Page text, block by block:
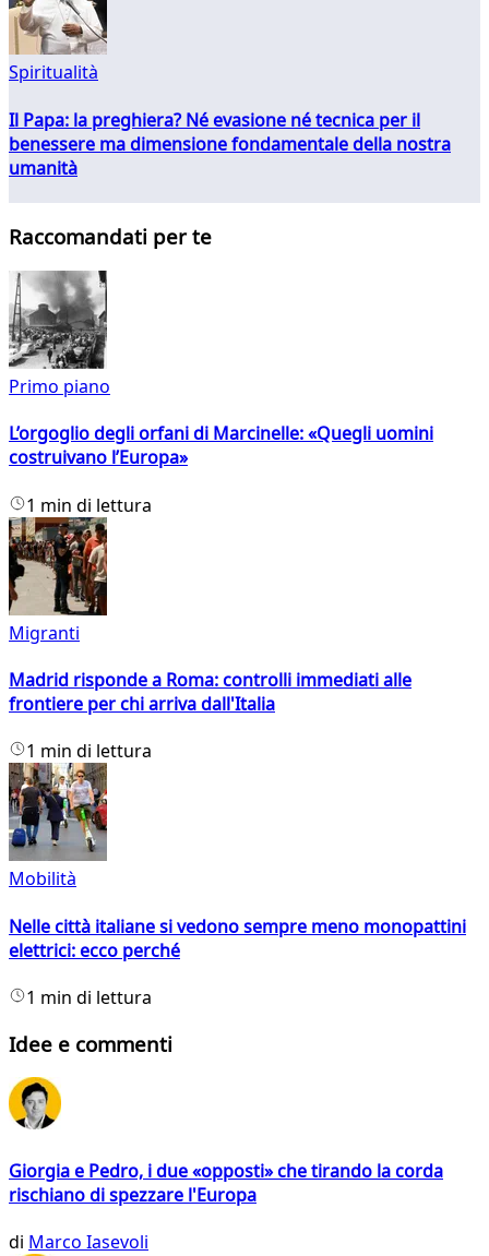
Spiritualità
Il Papa: la preghiera? Né evasione né tecnica per il
benessere ma dimensione fondamentale della nostra
umanità
Raccomandati per te
Primo piano
L’orgoglio degli orfani di Marcinelle: «Quegli uomini
costruivano l’Europa»
1 min di lettura
Migranti
Madrid risponde a Roma: controlli immediati alle
frontiere per chi arriva dall'Italia
1 min di lettura
Mobilità
Nelle città italiane si vedono sempre meno monopattini
elettrici: ecco perché
1 min di lettura
Idee e commenti
Giorgia e Pedro, i due «opposti» che tirando la corda
rischiano di spezzare l'Europa
di Marco Iasevoli